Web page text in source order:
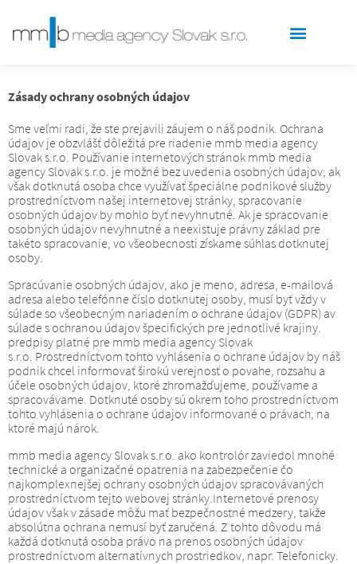
Zásady ochrany osobných údajov
Sme veľmi radi, že ste prejavili záujem o náš podnik. Ochrana
údajov je obzvlášť dôležitá pre riadenie mmb media agency
Slovak s.r.o. Používanie internetových stránok mmb media
agency Slovak s.r.o. je možné bez uvedenia osobných údajov; ak
však dotknutá osoba chce využívať špeciálne podnikové služby
prostredníctvom našej internetovej stránky, spracovanie
osobných údajov by mohlo byť nevyhnutné. Ak je spracovanie
osobných údajov nevyhnutné a neexistuje právny základ pre
takéto spracovanie, vo všeobecnosti získame súhlas dotknutej
osoby.
Spracúvanie osobných údajov, ako je meno, adresa, e-mailová
adresa alebo telefónne číslo dotknutej osoby, musí byť vždy v
súlade so všeobecným nariadením o ochrane údajov (GDPR) av
súlade s ochranou údajov špecifických pre jednotlivé krajiny.
predpisy platné pre mmb media agency Slovak
s.r.o. Prostredníctvom tohto vyhlásenia o ochrane údajov by náš
podnik chcel informovať širokú verejnosť o povahe, rozsahu a
účele osobných údajov, ktoré zhromažďujeme, používame a
spracovávame. Dotknuté osoby sú okrem toho prostredníctvom
tohto vyhlásenia o ochrane údajov informované o právach, na
ktoré majú nárok.
mmb media agency Slovak s.r.o. ako kontrolór zaviedol mnohé
technické a organizačné opatrenia na zabezpečenie čo
najkomplexnejšej ochrany osobných údajov spracovávaných
prostredníctvom tejto webovej stránky. Internetové prenosy
údajov však v zásade môžu mať bezpečnostné medzery, takže
absolútna ochrana nemusí byť zaručená. Z tohto dôvodu má
každá dotknutá osoba právo na prenos osobných údajov
prostredníctvom alternatívnych prostriedkov, napr. Telefonicky.